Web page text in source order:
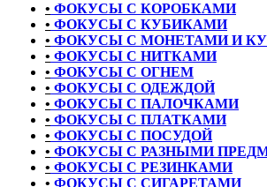
• ФОКУСЫ С КОРОБКАМИ
• ФОКУСЫ С КУБИКАМИ
• ФОКУСЫ С МОНЕТАМИ И
• ФОКУСЫ С НИТКАМИ
• ФОКУСЫ С ОГНЕМ
• ФОКУСЫ С ОДЕЖДОЙ
• ФОКУСЫ С ПАЛОЧКАМИ
• ФОКУСЫ С ПЛАТКАМИ
• ФОКУСЫ С ПОСУДОЙ
• ФОКУСЫ С РАЗНЫМИ
• ФОКУСЫ С РЕЗИНКАМИ
• ФОКУСЫ С СИГАРЕТАМИ